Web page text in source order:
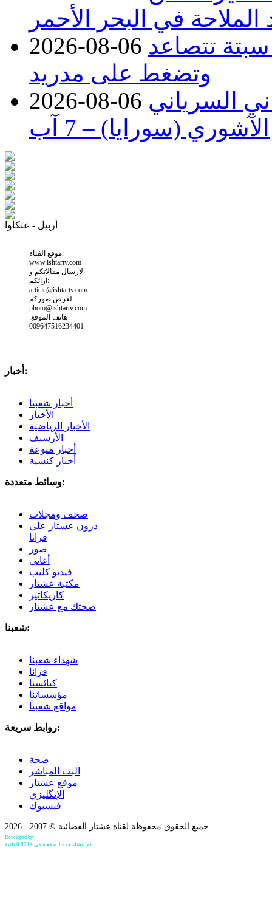
الملاحة في البحر الأحمر
2026-08-06 تتصاعد
وتضغط على مدريد
2026-08-06 السرياني
الآشوري (سورايا) – 7 آب
أربيل - عنكاوا
موقع القناة:
www.ishtartv.com
لارسال مقالاتكم و
ارائكم:
article@ishtartv.com
لعرض صوركم:
photo@ishtartv.com
هاتف الموقع:
009647516234401
أخبار:
أخبار شعبنا
الأخبار
الأخبار الرياضية
الأرشيف
أخبار منوعة
أخبار كنسية
وسائط متعددة:
صحف ومجلات
درون عشتار على
قرانا
صور
أغاني
فيديو كليب
مكتبة عشتار
كاريكاتير
صحتك مع عشتار
شعبنا:
شهداء شعبنا
قرانا
كنائسنا
مؤسساتنا
مواقع شعبنا
روابط سريعة:
صحة
البث المباشر
موقع عشتار
الإنگليزي
فيسبوك
جميع الحقوق محفوظة لقناة عشتار الفضائية © 2007 - 2026
Developed by:
تم إنشاء هذه الصفحة في 0.8214 ثانية